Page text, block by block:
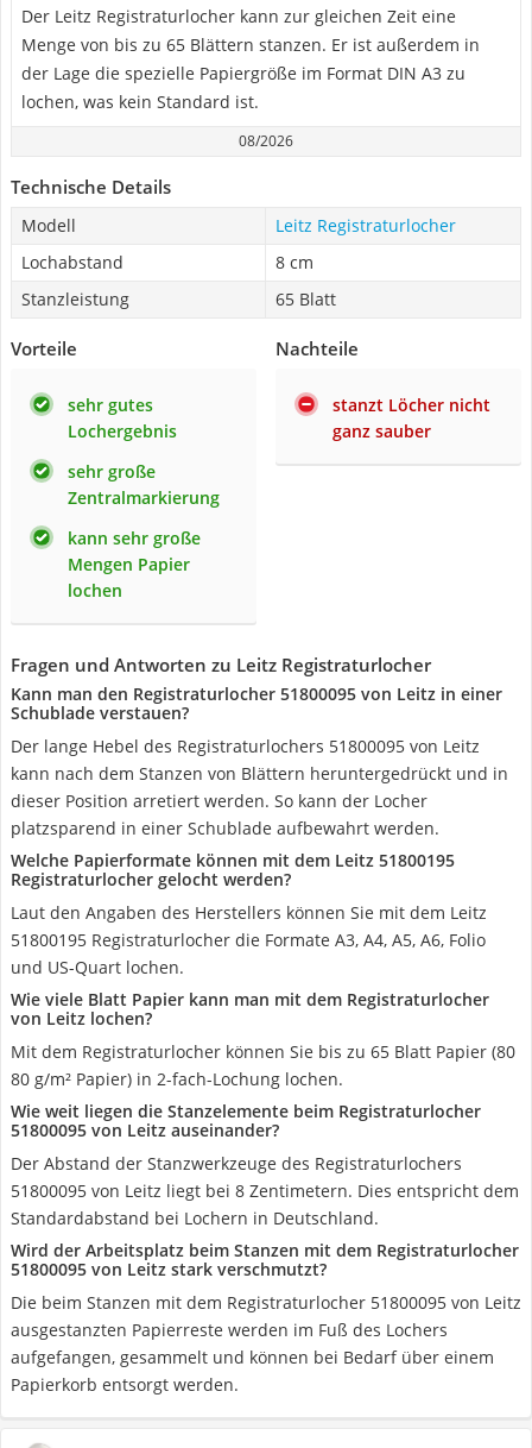
Der Leitz Registraturlocher kann zur gleichen Zeit eine
Menge von bis zu 65 Blättern stanzen. Er ist außerdem in
der Lage die spezielle Papiergröße im Format DIN A3 zu
lochen, was kein Standard ist.
08/2026
Technische Details
Modell
Leitz Registraturlocher
Lochabstand
8 cm
Stanzleistung
65 Blatt
Vorteile
sehr gutes
Lochergebnis
sehr große
Zentralmarkierung
kann sehr große
Mengen Papier
lochen
Nachteile
stanzt Löcher nicht
ganz sauber
Fragen und Antworten zu Leitz Registraturlocher
Kann man den Registraturlocher 51800095 von Leitz in einer
Schublade verstauen?
Der lange Hebel des Registraturlochers 51800095 von Leitz
kann nach dem Stanzen von Blättern heruntergedrückt und in
dieser Position arretiert werden. So kann der Locher
platzsparend in einer Schublade aufbewahrt werden.
Welche Papierformate können mit dem Leitz 51800195
Registraturlocher gelocht werden?
Laut den Angaben des Herstellers können Sie mit dem Leitz
51800195 Registraturlocher die Formate A3, A4, A5, A6, Folio
und US-Quart lochen.
Wie viele Blatt Papier kann man mit dem Registraturlocher
von Leitz lochen?
Mit dem Registraturlocher können Sie bis zu 65 Blatt Papier (80
80 g/m² Papier) in 2-fach-Lochung lochen.
Wie weit liegen die Stanzelemente beim Registraturlocher
51800095 von Leitz auseinander?
Der Abstand der Stanzwerkzeuge des Registraturlochers
51800095 von Leitz liegt bei 8 Zentimetern. Dies entspricht dem
Standardabstand bei Lochern in Deutschland.
Wird der Arbeitsplatz beim Stanzen mit dem Registraturlocher
51800095 von Leitz stark verschmutzt?
Die beim Stanzen mit dem Registraturlocher 51800095 von Leitz
ausgestanzten Papierreste werden im Fuß des Lochers
aufgefangen, gesammelt und können bei Bedarf über einem
Papierkorb entsorgt werden.